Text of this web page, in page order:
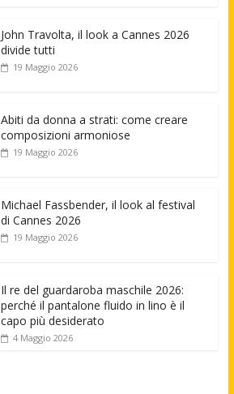
John Travolta, il look a Cannes 2026
divide tutti
19 Maggio 2026
Abiti da donna a strati: come creare
composizioni armoniose
19 Maggio 2026
Michael Fassbender, il look al festival
di Cannes 2026
19 Maggio 2026
Il re del guardaroba maschile 2026:
perché il pantalone fluido in lino è il
capo più desiderato
4 Maggio 2026